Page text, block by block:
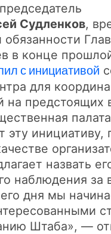
Судленков,
в конце
с инициативой
для
на предстоящих
палата
эту инициативу,
назвать
наблюдения за
дня мы
Штаба», —